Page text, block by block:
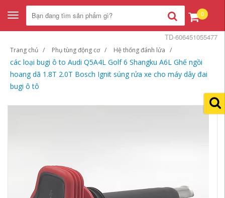
Toggle
navigation
0
Trang chủ Phụ tùng động cơ Hệ thống đánh lửa
các loại bugi ô to Audi Q5A4L Golf 6 Shangku A6L Ghế ngồi
hoang dã 1.8T 2.0T Bosch Ignit súng rửa xe cho máy dây đai
bugi ô tô
TD-606451055477